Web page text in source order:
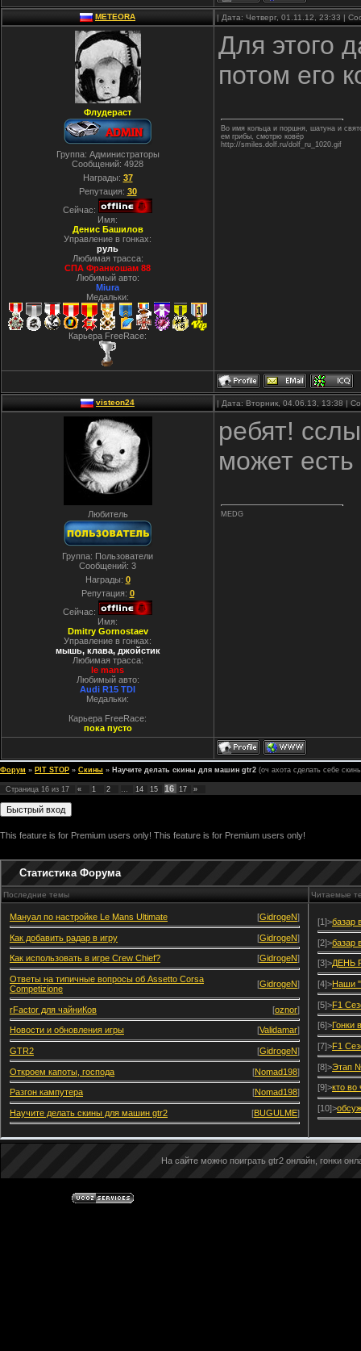
METEORA | Дата: Четверг, 01.11.12, 23:33 |
Флудераст
Группа: Администраторы
Сообщений: 4928
Награды: 37
Репутация: 30
Сейчас:
Имя:
Денис Башилов
Управление в гонках:
руль
Любимая трасса:
СПА Франкошам 88
Любимый авто:
Miura
Медальки:
Карьера FreeRace:
Для этого
потом его
Во имя кольца и поршня, шатуна и
ем грибы, смотрю ковёр
http://smiles.dolf.ru/dolf_ru_1020.gif
visteon24 | Дата: Вторник, 04.06.13, 13:38 |
Любитель
Группа: Пользователи
Сообщений: 3
Награды: 0
Репутация: 0
Сейчас:
Имя:
Dmitry Gornostaev
Управление в гонках:
мышь, клава, джойстик
Любимая трасса:
le mans
Любимый авто:
Audi R15 TDI
Медальки:
Карьера FreeRace:
пока пусто
ребят!
может
MEDG
Форум » PIT STOP » Скины » Научите делать скины для машин gtr2 (оч ахота сделать себе
Страница 16 из 17 « 1 2 … 14 15 16 17 »
This feature is for Premium users only! This feature is for Premium users only!
Статистика Форума
Последние темы Читаемые
Мануал по настройке Le Mans Ultimate [GidrogeN]
Как добавить радар в игру [GidrogeN]
Как использовать в игре Crew Chief? [GidrogeN]
Ответы на типичные вопросы об Assetto Corsa
Competizione
[GidrogeN]
rFactor для чайниКов [oznor]
Новости и обновления игры [Validamar]
GTR2 [GidrogeN]
Откроем капоты, господа [Nomad198]
Разгон кампутера [Nomad198]
Научите делать скины для машин gtr2 [BUGULME]
[1]>базар
[2]>базар
[3]>ДЕНЬ
[4]>Наши
[5]>F1
[6]>Гонки
[7]>F1
[8]>Этап
[9]>кто во
[10]>
На сайте можно поиграть gtr2 онлайн, гонки